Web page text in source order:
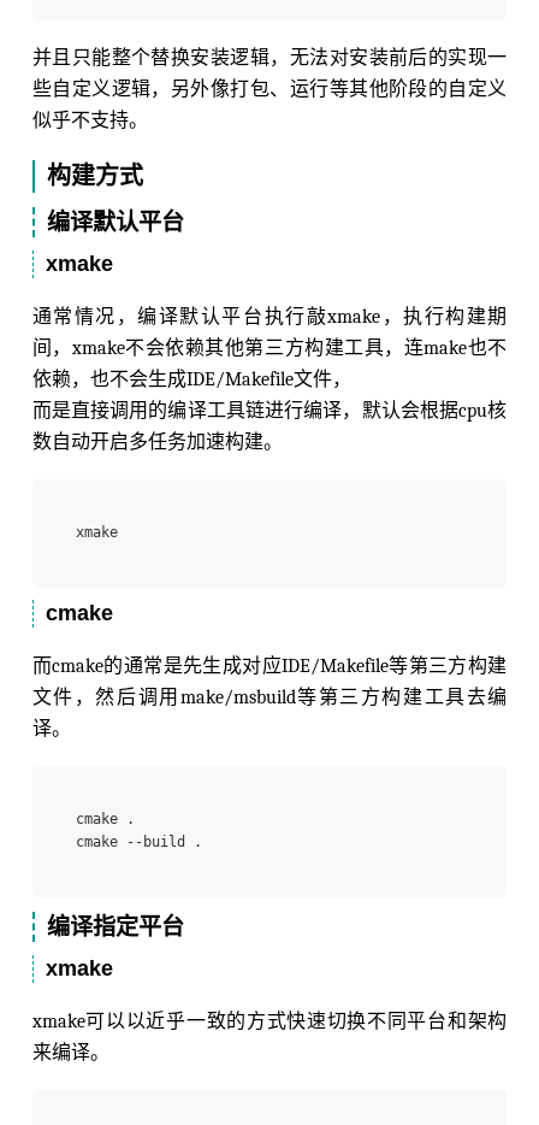
并且只能整个替换安装逻辑，无法对安装前后的实现一
些自定义逻辑，另外像打包、运行等其他阶段的自定义
似乎不支持。
构建方式
编译默认平台
xmake
通常情况，编译默认平台执行敲xmake，执行构建期
间，xmake不会依赖其他第三方构建工具，连make也不
依赖，也不会生成IDE/Makefile文件，
而是直接调用的编译工具链进行编译，默认会根据cpu核
数自动开启多任务加速构建。
xmake
cmake
而cmake的通常是先生成对应IDE/Makefile等第三方构建
文件，然后调用make/msbuild等第三方构建工具去编
译。
cmake .
编译指定平台
xmake
xmake可以以近乎一致的方式快速切换不同平台和架构
来编译。